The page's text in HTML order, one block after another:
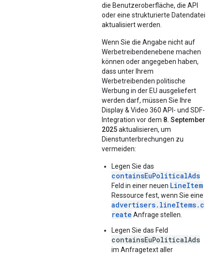
die Benutzeroberfläche, die API
oder eine strukturierte Datendatei
aktualisiert werden.
Wenn Sie die Angabe nicht auf
Werbetreibendenebene machen
können oder angegeben haben,
dass unter Ihrem
Werbetreibenden politische
Werbung in der EU ausgeliefert
werden darf, müssen Sie Ihre
Display & Video 360 API- und SDF-
Integration vor dem 8. September
2025aktualisieren, um
Dienstunterbrechungen zu
vermeiden:
Legen Sie das
containsEuPoliticalAds
Feld in einer neuen LineItem
Ressource fest, wenn Sie eine
advertisers.lineItems.c
reate Anfrage stellen.
Legen Sie das Feld
containsEuPoliticalAds
im Anfragetext aller